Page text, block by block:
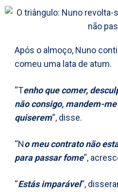
Após o almoço, Nuno
comeu uma lata de atum.
“Tenho que comer,
não consigo, mandem-
quiserem“, disse.
“No meu contrato não
para passar fome“,
“Estás imparável“,